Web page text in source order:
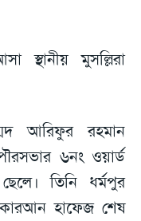
মুসল্লিরা
আরিফুর রহমান
৬নং ওয়ার্ড
তিনি ধর্মপুর
হাফেজ শেষ